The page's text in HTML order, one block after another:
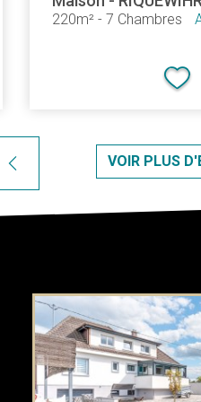
220m² - 7 Chambres
VOIR PLUS